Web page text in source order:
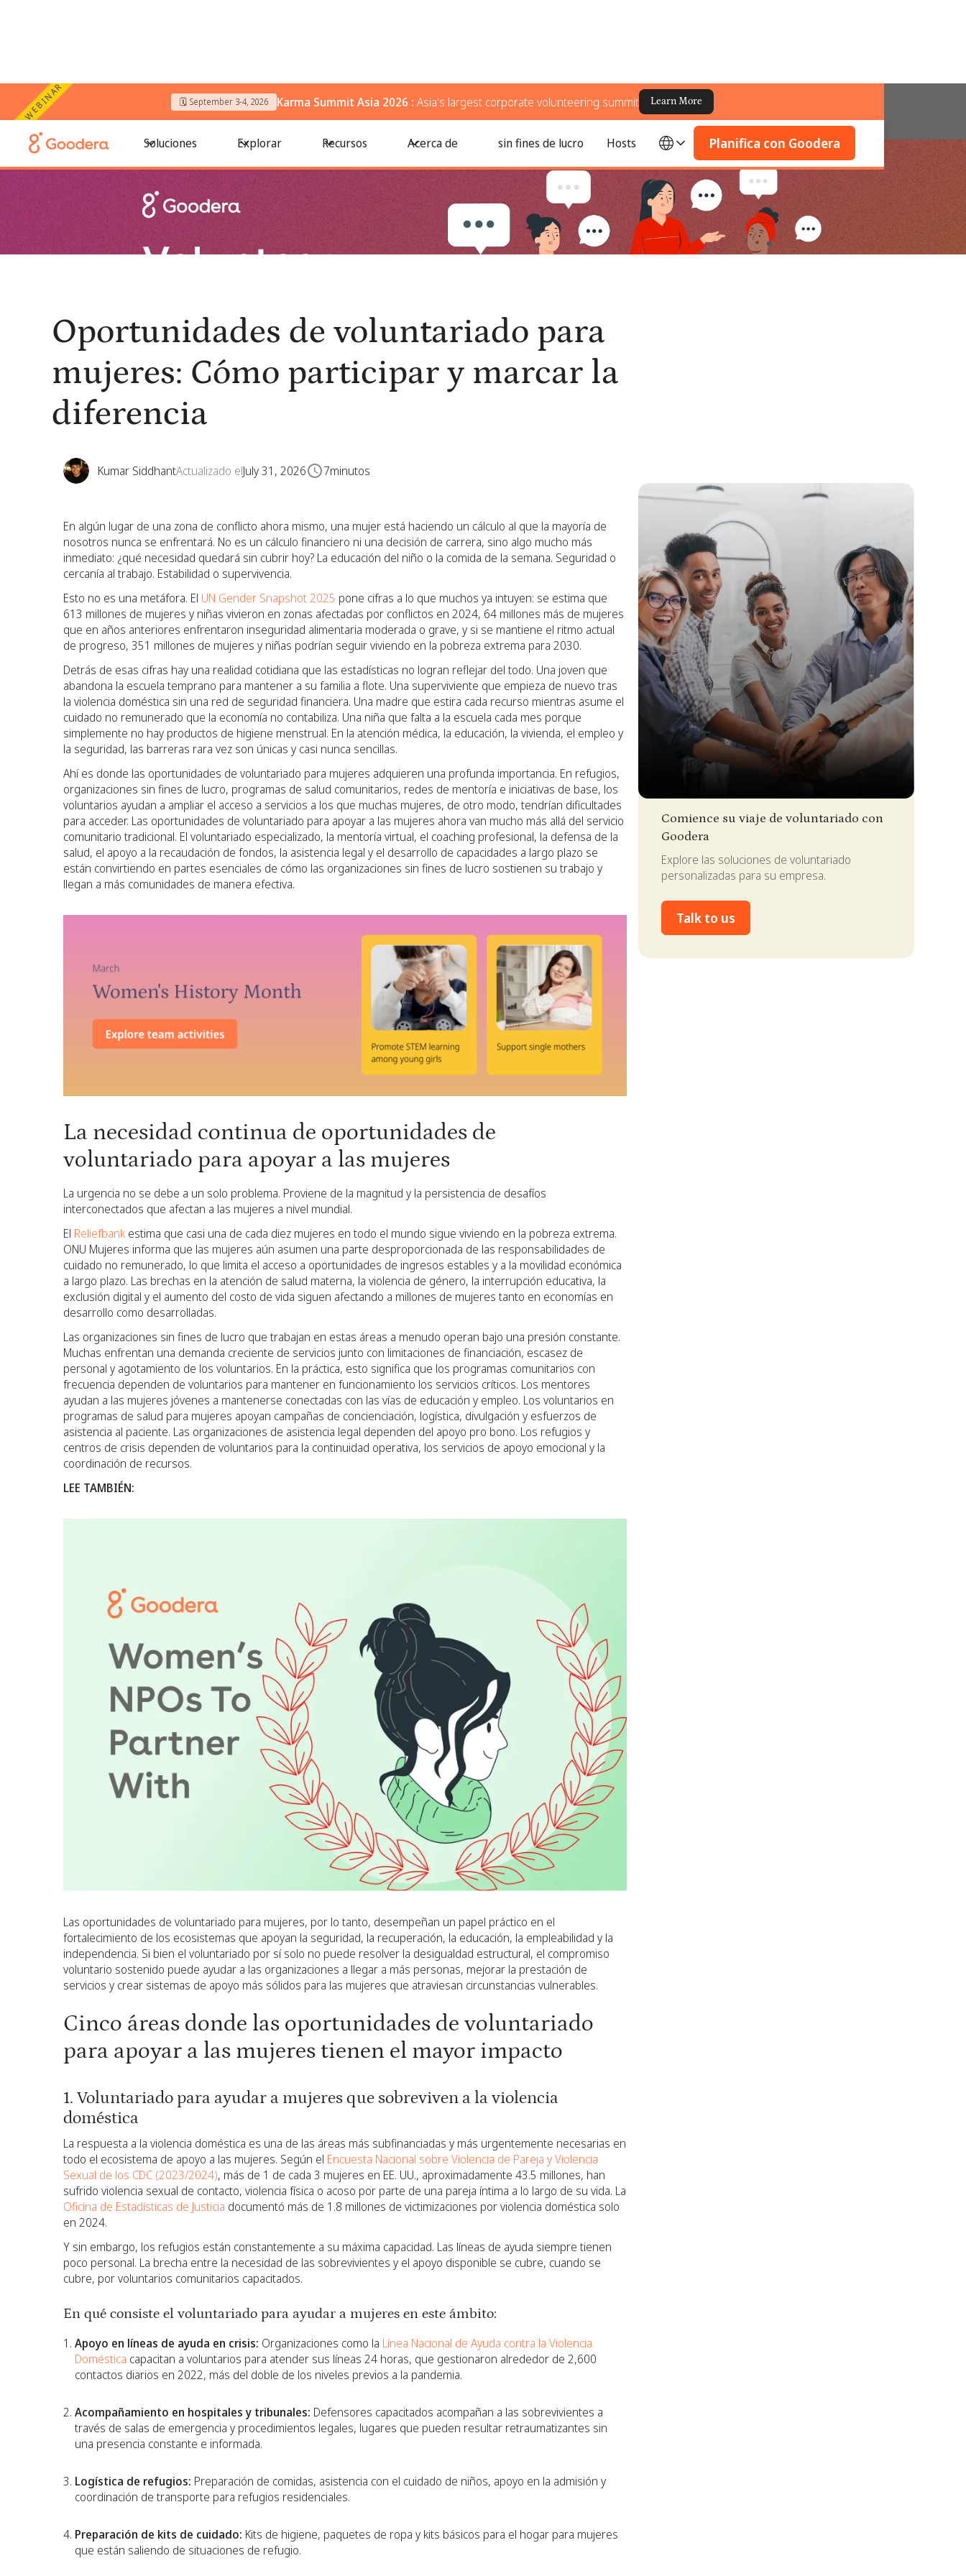
WEBINAR 🗓️ September 3-4, 2026 Karma Summit Asia 2026 : Asia's largest corporate volunteering summit Learn More
Soluciones Explorar Recursos Acerca de sin fines de lucro Hosts Planifica con Goodera
Oportunidades de voluntariado para mujeres: Cómo participar y marcar la diferencia
Oportunidades de voluntariado para
mujeres: Cómo participar y marcar la
diferencia
Kumar SiddhantActualizado elJuly 31, 2026 7minutos
En algún lugar de una zona de conflicto ahora mismo, una mujer está haciendo un cálculo al que la mayoría de
nosotros nunca se enfrentará. No es un cálculo financiero ni una decisión de carrera, sino algo mucho más
inmediato: ¿qué necesidad quedará sin cubrir hoy? La educación del niño o la comida de la semana. Seguridad o
cercanía al trabajo. Estabilidad o supervivencia.
Esto no es una metáfora. El UN Gender Snapshot 2025 pone cifras a lo que muchos ya intuyen: se estima que
613 millones de mujeres y niñas vivieron en zonas afectadas por conflictos en 2024, 64 millones más de mujeres
que en años anteriores enfrentaron inseguridad alimentaria moderada o grave, y si se mantiene el ritmo actual
de progreso, 351 millones de mujeres y niñas podrían seguir viviendo en la pobreza extrema para 2030.
Detrás de esas cifras hay una realidad cotidiana que las estadísticas no logran reflejar del todo. Una joven que
abandona la escuela temprano para mantener a su familia a flote. Una superviviente que empieza de nuevo tras
la violencia doméstica sin una red de seguridad financiera. Una madre que estira cada recurso mientras asume el
cuidado no remunerado que la economía no contabiliza. Una niña que falta a la escuela cada mes porque
simplemente no hay productos de higiene menstrual. En la atención médica, la educación, la vivienda, el empleo y
la seguridad, las barreras rara vez son únicas y casi nunca sencillas.
Ahí es donde las oportunidades de voluntariado para mujeres adquieren una profunda importancia. En refugios,
organizaciones sin fines de lucro, programas de salud comunitarios, redes de mentoría e iniciativas de base, los
voluntarios ayudan a ampliar el acceso a servicios a los que muchas mujeres, de otro modo, tendrían dificultades
para acceder. Las oportunidades de voluntariado para apoyar a las mujeres ahora van mucho más allá del servicio
comunitario tradicional. El voluntariado especializado, la mentoría virtual, el coaching profesional, la defensa de la
salud, el apoyo a la recaudación de fondos, la asistencia legal y el desarrollo de capacidades a largo plazo se
están convirtiendo en partes esenciales de cómo las organizaciones sin fines de lucro sostienen su trabajo y
llegan a más comunidades de manera efectiva.
La necesidad continua de oportunidades de
voluntariado para apoyar a las mujeres
La urgencia no se debe a un solo problema. Proviene de la magnitud y la persistencia de desafíos
interconectados que afectan a las mujeres a nivel mundial.
El Reliefbank estima que casi una de cada diez mujeres en todo el mundo sigue viviendo en la pobreza extrema.
ONU Mujeres informa que las mujeres aún asumen una parte desproporcionada de las responsabilidades de
cuidado no remunerado, lo que limita el acceso a oportunidades de ingresos estables y a la movilidad económica
a largo plazo. Las brechas en la atención de salud materna, la violencia de género, la interrupción educativa, la
exclusión digital y el aumento del costo de vida siguen afectando a millones de mujeres tanto en economías en
desarrollo como desarrolladas.
Las organizaciones sin fines de lucro que trabajan en estas áreas a menudo operan bajo una presión constante.
Muchas enfrentan una demanda creciente de servicios junto con limitaciones de financiación, escasez de
personal y agotamiento de los voluntarios. En la práctica, esto significa que los programas comunitarios con
frecuencia dependen de voluntarios para mantener en funcionamiento los servicios críticos. Los mentores
ayudan a las mujeres jóvenes a mantenerse conectadas con las vías de educación y empleo. Los voluntarios en
programas de salud para mujeres apoyan campañas de concienciación, logística, divulgación y esfuerzos de
asistencia al paciente. Las organizaciones de asistencia legal dependen del apoyo pro bono. Los refugios y
centros de crisis dependen de voluntarios para la continuidad operativa, los servicios de apoyo emocional y la
coordinación de recursos.
LEE TAMBIÉN:
Las oportunidades de voluntariado para mujeres, por lo tanto, desempeñan un papel práctico en el
fortalecimiento de los ecosistemas que apoyan la seguridad, la recuperación, la educación, la empleabilidad y la
independencia. Si bien el voluntariado por sí solo no puede resolver la desigualdad estructural, el compromiso
voluntario sostenido puede ayudar a las organizaciones a llegar a más personas, mejorar la prestación de
servicios y crear sistemas de apoyo más sólidos para las mujeres que atraviesan circunstancias vulnerables.
Cinco áreas donde las oportunidades de voluntariado
para apoyar a las mujeres tienen el mayor impacto
1. Voluntariado para ayudar a mujeres que sobreviven a la violencia
doméstica
La respuesta a la violencia doméstica es una de las áreas más subfinanciadas y más urgentemente necesarias en
todo el ecosistema de apoyo a las mujeres. Según el Encuesta Nacional sobre Violencia de Pareja y Violencia
Sexual de los CDC (2023/2024), más de 1 de cada 3 mujeres en EE. UU., aproximadamente 43.5 millones, han
sufrido violencia sexual de contacto, violencia física o acoso por parte de una pareja íntima a lo largo de su vida. La
Oficina de Estadísticas de Justicia documentó más de 1.8 millones de victimizaciones por violencia doméstica solo
en 2024.
Y sin embargo, los refugios están constantemente a su máxima capacidad. Las líneas de ayuda siempre tienen
poco personal. La brecha entre la necesidad de las sobrevivientes y el apoyo disponible se cubre, cuando se
cubre, por voluntarios comunitarios capacitados.
En qué consiste el voluntariado para ayudar a mujeres en este ámbito:
Apoyo en líneas de ayuda en crisis: Organizaciones como la Línea Nacional de Ayuda contra la Violencia
Doméstica capacitan a voluntarios para atender sus líneas 24 horas, que gestionaron alrededor de 2,600
contactos diarios en 2022, más del doble de los niveles previos a la pandemia.
Acompañamiento en hospitales y tribunales: Defensores capacitados acompañan a las sobrevivientes a
través de salas de emergencia y procedimientos legales, lugares que pueden resultar retraumatizantes sin
una presencia constante e informada.
Logística de refugios: Preparación de comidas, asistencia con el cuidado de niños, apoyo en la admisión y
coordinación de transporte para refugios residenciales.
Preparación de kits de cuidado: Kits de higiene, paquetes de ropa y kits básicos para el hogar para mujeres
que están saliendo de situaciones de refugio.
Comience su viaje de voluntariado con
Goodera
Explore las soluciones de voluntariado
personalizadas para su empresa.
Talk to us